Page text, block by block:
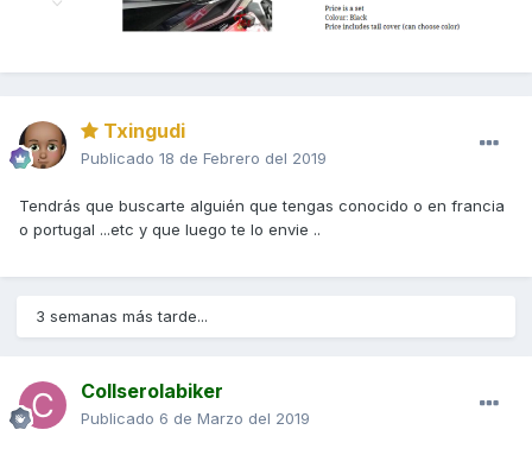
Txingudi
Publicado 18 de Febrero del 2019
Tendrás que buscarte alguién que tengas conocido o en francia
o portugal ...etc y que luego te lo envie ..
3 semanas más tarde...
Collserolabiker
Publicado 6 de Marzo del 2019